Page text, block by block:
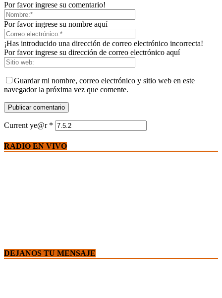
Por favor ingrese su comentario!
Por favor ingrese su nombre aquí
¡Has introducido una dirección de correo electrónico incorrecta!
Por favor ingrese su dirección de correo electrónico aquí
Guardar mi nombre, correo electrónico y sitio web en este
navegador la próxima vez que comente.
Current ye@r *
RADIO EN VIVO
DEJANOS TU MENSAJE